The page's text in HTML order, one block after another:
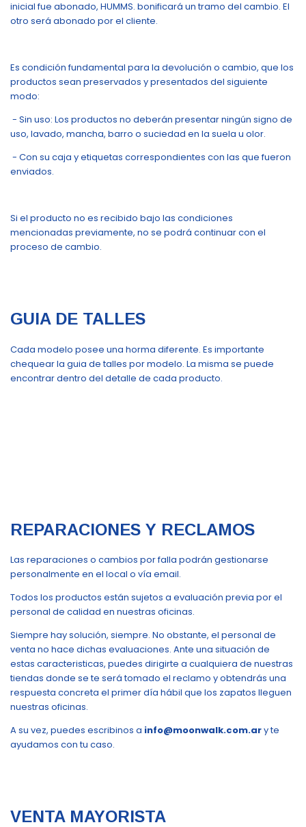
inicial fue abonado, HUMMS. bonificará un tramo del cambio. El
otro será abonado por el cliente.
Es condición fundamental para la devolución o cambio, que los
productos sean preservados y presentados del siguiente
modo:
- Sin uso: Los productos no deberán presentar ningún signo de
uso, lavado, mancha, barro o suciedad en la suela u olor.
- Con su caja y etiquetas correspondientes con las que fueron
enviados.
Si el producto no es recibido bajo las condiciones
mencionadas previamente, no se podrá continuar con el
proceso de cambio.
GUIA DE TALLES
Cada modelo posee una horma diferente. Es importante
chequear la guia de talles por modelo. La misma se puede
encontrar dentro del detalle de cada producto.
REPARACIONES Y RECLAMOS
Las reparaciones o cambios por falla podrán gestionarse
personalmente en el local o vía email.
Todos los productos están sujetos a evaluación previa por el
personal de calidad en nuestras oficinas.
Siempre hay solución, siempre. No obstante, el personal de
venta no hace dichas evaluaciones. Ante una situación de
estas caracteristicas, puedes dirigirte a cualquiera de nuestras
tiendas donde se te será tomado el reclamo y obtendrás una
respuesta concreta el primer día hábil que los zapatos lleguen
nuestras oficinas.
A su vez, puedes escribinos a info@moonwalk.com.ary te
ayudamos con tu caso.
VENTA MAYORISTA